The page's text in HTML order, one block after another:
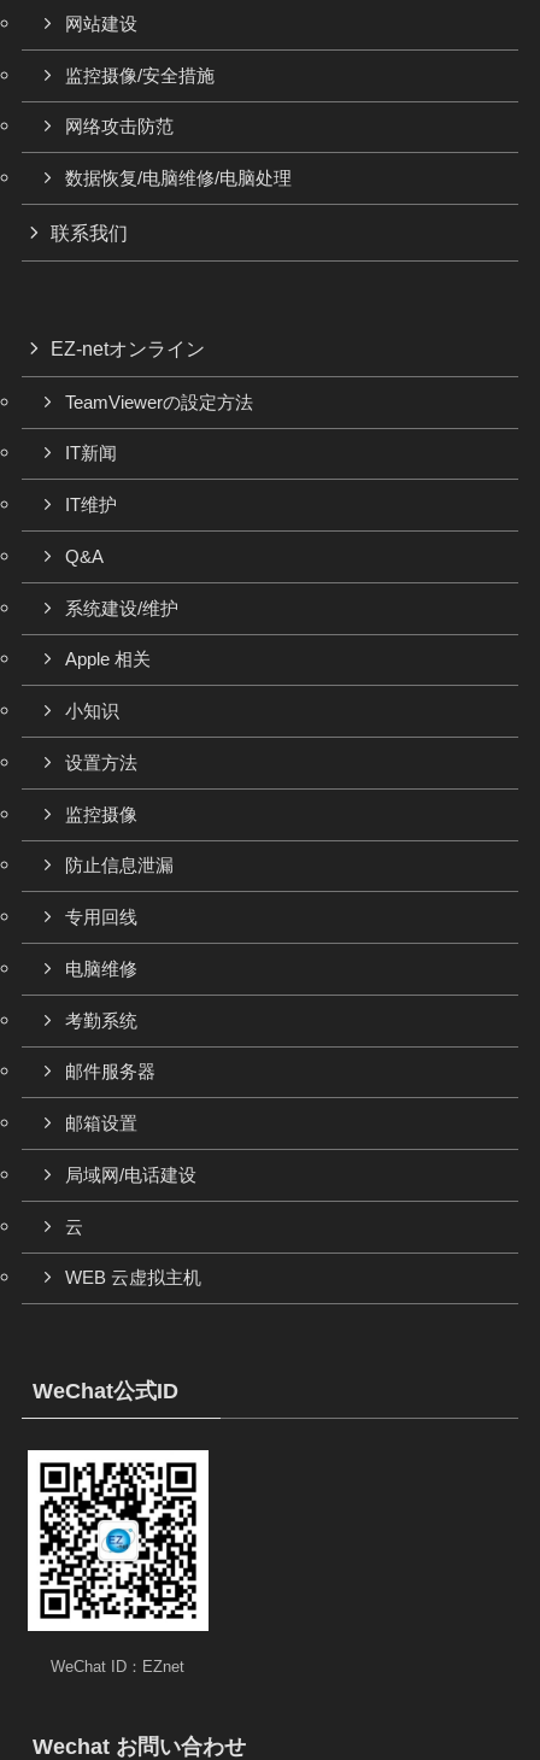
网站建设
监控摄像/安全措施
网络攻击防范
数据恢复/电脑维修/电脑处理
联系我们
EZ-netオンライン
TeamViewerの設定方法
IT新闻
IT维护
Q&A
系统建设/维护
Apple 相关
小知识
设置方法
监控摄像
防止信息泄漏
专用回线
电脑维修
考勤系统
邮件服务器
邮箱设置
局域网/电话建设
云
WEB 云虚拟主机
WeChat公式ID
WeChat ID：EZnet
Wechat お問い合わせ